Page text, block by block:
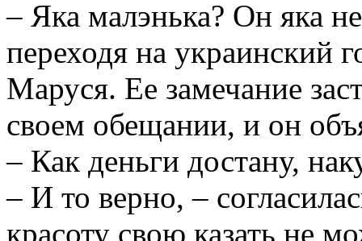
– Яка малэнька? Он яка
переходя на украинский
Маруся. Ее замечание
своем обещании, и он
– Как деньги достану,
– И то верно, –
красоту свою казать не